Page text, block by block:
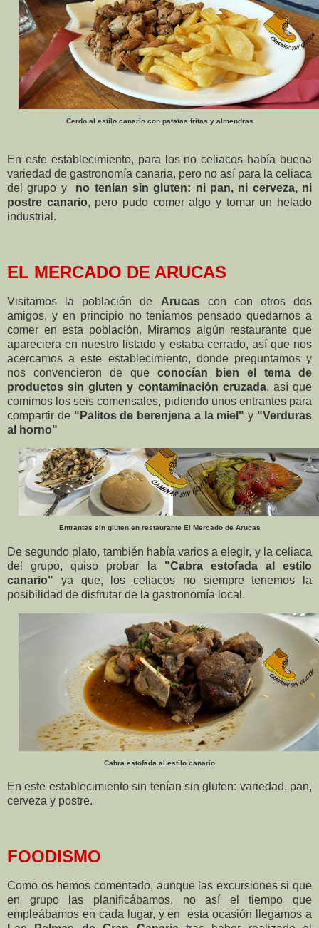
Cerdo al estilo canario con patatas fritas y almendras
En este establecimiento, para los no celiacos había buena
variedad de gastronomía canaria, pero no así para la celiaca
del grupo y no tenían sin gluten: ni pan, ni cerveza, ni
postre canario, pero pudo comer algo y tomar un helado
industrial.
EL MERCADO DE ARUCAS
Visitamos la población de Arucascon con otros dos
amigos, y en principio no teníamos pensado quedarnos a
comer en esta población. Miramos algún restaurante que
apareciera en nuestro listado y estaba cerrado, así que nos
acercamos a este establecimiento, donde preguntamos y
nos convencieron de que conocían bien el tema de
productos sin gluten y contaminación cruzada, así que
comimos los seis comensales, pidiendo unos entrantes para
compartir de"Palitos de berenjena a la miel" y "Verduras
al horno"
Entrantes sin gluten en restaurante El Mercado de Arucas
De segundo plato, también había varios a elegir, y la celiaca
del grupo, quiso probar la "Cabra estofada al estilo
canario" ya que, los celiacos no siempre tenemos la
posibilidad de disfrutar de la gastronomía local.
Cabra estofada al estilo canario
En este establecimiento sin tenían sin gluten: variedad, pan,
cerveza y postre.
FOODISMO
Como os hemos comentado, aunque las excursiones si que
en grupo las planificábamos, no así el tiempo que
empleábamos en cada lugar, y en esta ocasión llegamos a